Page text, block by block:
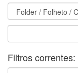
Filtros correntes: